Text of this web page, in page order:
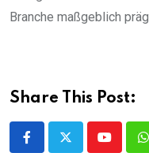
Branche maßgeblich
Share This Post:
Youtube